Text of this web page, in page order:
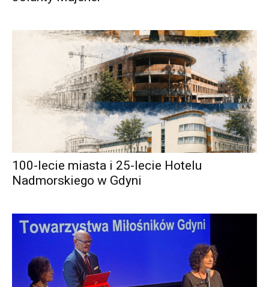
100-lecie miasta i 25-lecie Hotelu
Nadmorskiego w Gdyni